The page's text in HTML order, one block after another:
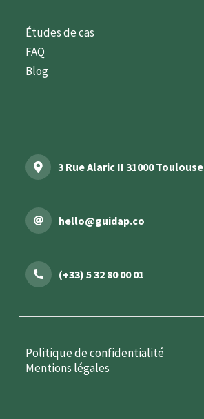
Études de cas
FAQ
Blog
3 Rue Alaric II 31000 Toulouse
hello@guidap.co
(+33) 5 32 80 00 01
Politique de confidentialité
Mentions légales